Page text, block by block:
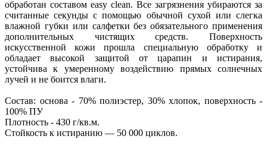
обработан составом easy clean. Все загрязнения убираются за
считанные секунды с помощью обычной сухой или слегка
влажной губки или салфетки без обязательного применения
дополнительных чистящих средств. Поверхность
искусственной кожи прошла специальную обработку и
обладает высокой защитой от царапин и истирания,
устойчива к умеренному воздействию прямых солнечных
лучей и не боится влаги.
Состав: основа - 70% полиэстер, 30% хлопок, поверхность -
100% ПУ
Плотность - 430 г/кв.м.
Стойкость к истиранию — 50 000 циклов.